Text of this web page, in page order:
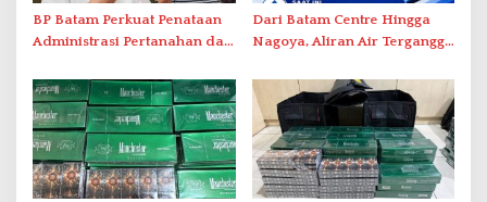
BP Batam Perkuat Penataan
Administrasi Pertanahan dan
Dari Batam Centre Hingga
Nagoya, Aliran Air Terganggu
Duriangkang